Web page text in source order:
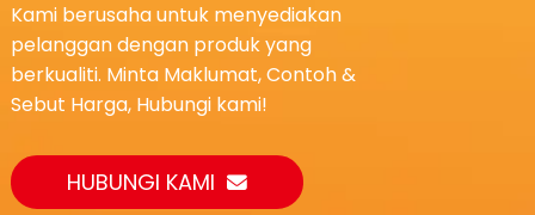
Kami berusaha untuk menyediakan
pelanggan dengan produk yang
berkualiti. Minta Maklumat, Contoh &
Sebut Harga, Hubungi kami!
HUBUNGI KAMI